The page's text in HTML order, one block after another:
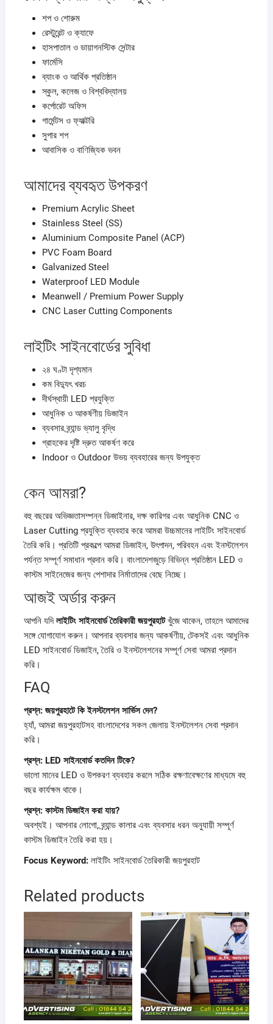
শপ ও শোরুম
রেস্টুরেন্ট ও ক্যাফে
হাসপাতাল ও ডায়াগনস্টিক সেন্টার
ফার্মেসি
ব্যাংক ও আর্থিক প্রতিষ্ঠান
স্কুল, কলেজ ও বিশ্ববিদ্যালয়
কর্পোরেট অফিস
গার্মেন্টস ও ফ্যাক্টরি
সুপার শপ
আবাসিক ও বাণিজ্যিক ভবন
আমাদের ব্যবহৃত উপকরণ
Premium Acrylic Sheet
Stainless Steel (SS)
Aluminium Composite Panel (ACP)
PVC Foam Board
Galvanized Steel
Waterproof LED Module
Meanwell / Premium Power Supply
CNC Laser Cutting Components
লাইটিং সাইনবোর্ডের সুবিধা
২৪ ঘণ্টা দৃশ্যমান
কম বিদ্যুৎ খরচ
দীর্ঘস্থায়ী LED প্রযুক্তি
আধুনিক ও আকর্ষণীয় ডিজাইন
ব্যবসার ব্র্যান্ড ভ্যালু বৃদ্ধি
গ্রাহকের দৃষ্টি দ্রুত আকর্ষণ করে
Indoor ও Outdoor উভয় ব্যবহারের জন্য উপযুক্ত
কেন আমরা?
বহু বছরের অভিজ্ঞতাসম্পন্ন ডিজাইনার, দক্ষ কারিগর এবং আধুনিক CNC ও
Laser Cutting প্রযুক্তি ব্যবহার করে আমরা উচ্চমানের লাইটিং সাইনবোর্ড
তৈরি করি। প্রতিটি প্রকল্পে আমরা ডিজাইন, উৎপাদন, পরিবহন এবং ইনস্টলেশন
পর্যন্ত সম্পূর্ণ সমাধান প্রদান করি। বাংলাদেশজুড়ে বিভিন্ন প্রতিষ্ঠান LED ও
কাস্টম সাইনেজের জন্য পেশাদার নির্মাতাদের বেছে নিচ্ছে।
আজই অর্ডার করুন
আপনি যদিলাইটিং সাইনবোর্ড তৈরিকারী জয়পুরহাটখুঁজে থাকেন, তাহলে আমাদের
সঙ্গে যোগাযোগ করুন। আপনার ব্যবসার জন্য আকর্ষণীয়, টেকসই এবং আধুনিক
LED সাইনবোর্ড ডিজাইন, তৈরি ও ইনস্টলেশনের সম্পূর্ণ সেবা আমরা প্রদান
করি।
FAQ
প্রশ্ন: জয়পুরহাটে কি ইনস্টলেশন সার্ভিস দেন?
হ্যাঁ, আমরা জয়পুরহাটসহ বাংলাদেশের সকল জেলায় ইনস্টলেশন সেবা প্রদান
করি।
প্রশ্ন: LED সাইনবোর্ড কতদিন টিকে?
ভালো মানের LED ও উপকরণ ব্যবহার করলে সঠিক রক্ষণাবেক্ষণের মাধ্যমে বহু
বছর কার্যক্ষম থাকে।
প্রশ্ন: কাস্টম ডিজাইন করা যায়?
অবশ্যই। আপনার লোগো, ব্র্যান্ড কালার এবং ব্যবসার ধরন অনুযায়ী সম্পূর্ণ
কাস্টম ডিজাইন তৈরি করা হয়।
Focus Keyword:লাইটিং সাইনবোর্ড তৈরিকারী জয়পুরহাট
Related products